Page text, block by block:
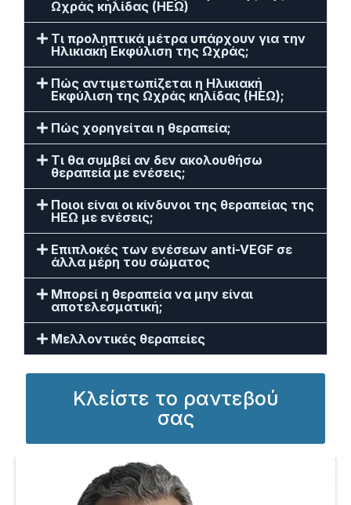
Ωχράς κηλίδας (ΗΕΩ)
Τι προληπτικά μέτρα υπάρχουν για την
Ηλικιακή Εκφύλιση της Ωχράς;
Πώς αντιμετωπίζεται η Ηλικιακή
Εκφύλιση της Ωχράς κηλίδας (ΗΕΩ);
Πώς χορηγείται η θεραπεία;
Τι θα συμβεί αν δεν ακολουθήσω
θεραπεία με ενέσεις;
Ποιοι είναι οι κίνδυνοι της θεραπείας της
ΗΕΩ με ενέσεις;
Επιπλοκές των ενέσεων anti-VEGF σε
άλλα μέρη του σώματος
Μπορεί η θεραπεία να μην είναι
αποτελεσματική;
Μελλοντικές θεραπείες
Κλείστε το ραντεβού
σας